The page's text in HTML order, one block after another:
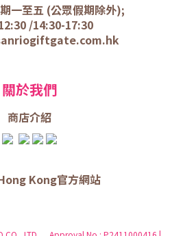
一至五 (公眾假期除外);
/14:30-17:30
關於我們
商店介紹
Kong官方網站